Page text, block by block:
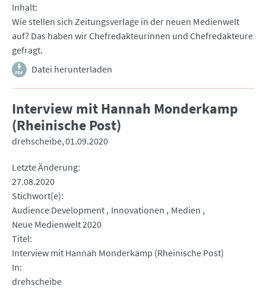
Inhalt
Wie stellen sich Zeitungsverlage in der neuen Medienwelt
auf? Das haben wir Chefredakteurinnen und Chefredakteure
gefragt.
Datei herunterladen
Interview mit Hannah Monderkamp
(Rheinische Post)
drehscheibe 01.09.2020
Letzte Änderung
27.08.2020
Stichwort(e)
Audience Development Innovationen
Medien
Neue Medienwelt 2020
Titel
Interview mit Hannah Monderkamp (Rheinische Post)
In
drehscheibe